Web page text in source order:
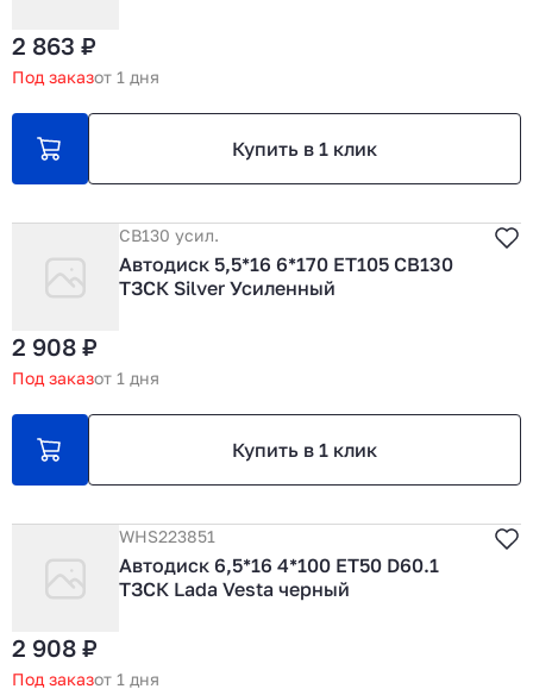
2 863 ₽
Под заказот 1 дня
Купить в 1 клик
CB130 усил.
Автодиск 5,5*16 6*170 ET105 CB130
ТЗСК Silver Усиленный
2 908 ₽
Под заказот 1 дня
Купить в 1 клик
WHS223851
Автодиск 6,5*16 4*100 ET50 D60.1
ТЗСК Lada Vesta черный
2 908 ₽
Под заказот 1 дня